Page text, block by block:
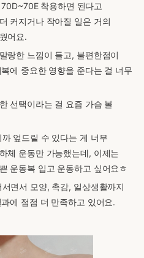
착용하면 된다고
커지거나 작아질 일은 거의
어요.
랑한 느낌이 들고, 불편한점이
에 중요한 영향을 준다는 걸 너무
선택이라는 걸 요즘 가슴 볼
엎드릴 수 있다는 게 너무
체 운동만 가능했는데, 이제는
운동복 입고 운동하고 싶어요ㅎ
면서 모양, 촉감, 일상생활까지
에 점점 더 만족하고 있어요.